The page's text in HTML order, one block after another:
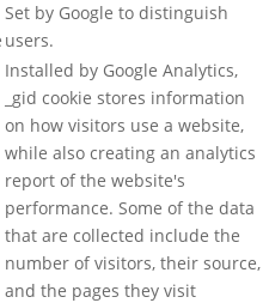
Set by Google to distinguish
users.
Installed by Google Analytics,
_gid cookie stores information
on how visitors use a website,
while also creating an analytics
report of the website's
performance. Some of the data
that are collected include the
number of visitors, their source,
and the pages they visit